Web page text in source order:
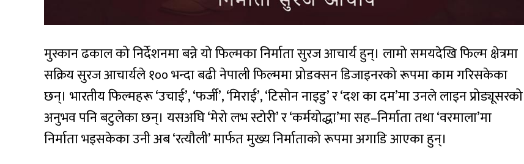
मुस्कान ढकाल को निर्देशनमा बन्ने यो फिल्मका निर्माता सुरज आचार्य हुन्। लामो समयदेखि फिल्म क्षेत्रमा
सक्रिय सुरज आचार्यले १०० भन्दा बढी नेपाली फिल्ममा प्रोडक्सन डिजाइनरको रूपमा काम गरिसकेका
छन्। भारतीय फिल्महरू ‘उचाई’, ‘फर्जी’, ‘मिराई’, ‘टिसोन नाइडु’ र ‘दश का दम’मा उनले लाइन प्रोड्यूसरको
अनुभव पनि बटुलेका छन्। यसअघि ‘मेरो लभ स्टोरी’ र ‘कर्मयोद्धा’मा सह–निर्माता तथा ‘वरमाला’मा
निर्माता भइसकेका उनी अब ‘रत्यौली’ मार्फत मुख्य निर्माताको रूपमा अगाडि आएका हुन्।